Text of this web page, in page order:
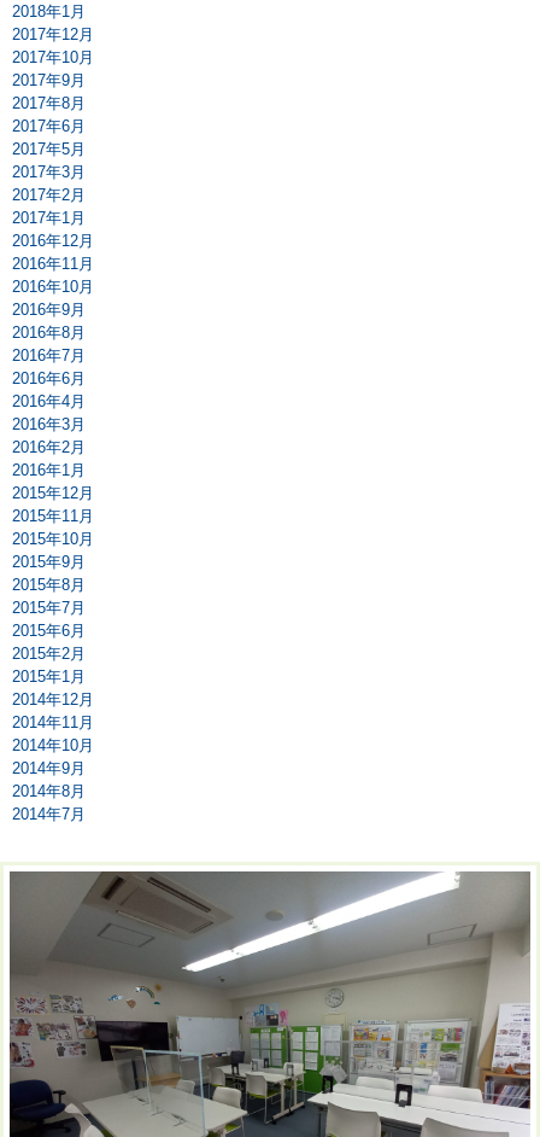
2018年1月
2017年12月
2017年10月
2017年9月
2017年8月
2017年6月
2017年5月
2017年3月
2017年2月
2017年1月
2016年12月
2016年11月
2016年10月
2016年9月
2016年8月
2016年7月
2016年6月
2016年4月
2016年3月
2016年2月
2016年1月
2015年12月
2015年11月
2015年10月
2015年9月
2015年8月
2015年7月
2015年6月
2015年2月
2015年1月
2014年12月
2014年11月
2014年10月
2014年9月
2014年8月
2014年7月